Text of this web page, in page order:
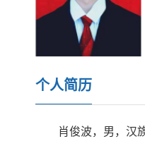
个人简历
肖俊波，男，汉